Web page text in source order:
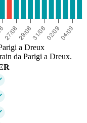
a Dreux
da Parigi a Dreux.